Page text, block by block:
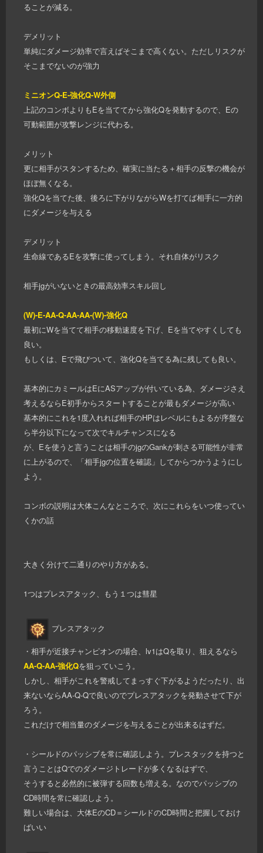
ることが減る。
デメリット
単純にダメージ効率で言えばそこまで高くない。ただしリスクが
そこまでないのが強力
ミニオンQ-E-強化Q-W外側
上記のコンボよりもEを当ててから強化Qを発動するので、Eの
可動範囲が攻撃レンジに代わる。
メリット
更に相手がスタンするため、確実に当たる＋相手の反撃の機会が
ほぼ無くなる。
強化Qを当てた後、後ろに下がりながらWを打てば相手に一方的
にダメージを与える
デメリット
生命線であるEを攻撃に使ってしまう。それ自体がリスク
相手jgがいないときの最高効率スキル回し
(W)-E-AA-Q-AA-AA-(W)-強化Q
最初にWを当てて相手の移動速度を下げ、Eを当てやすくしても
良い。
もしくは、Eで飛びついて、強化Qを当てる為に残しても良い。
基本的にカミールはEにASアップが付いている為、ダメージさえ
考えるならE初手からスタートすることが最もダメージが高い
基本的にこれを1度入れれば相手のHPはレベルにもよるが序盤な
ら半分以下になって次でキルチャンスになる
が、Eを使うと言うことは相手のjgのGankが刺さる可能性が非常
に上がるので、「相手jgの位置を確認」してからつかうようにし
よう。
コンボの説明は大体こんなところで、次にこれらをいつ使ってい
くかの話
大きく分けて二通りのやり方がある。
1つはプレスアタック、もう１つは彗星
プレスアタック
・相手が近接チャンピオンの場合、lv1はQを取り、狙えるなら
AA-Q-AA-強化Qを狙っていこう。
しかし、相手がこれを警戒してまっすぐ下がるようだったり、出
来ないならAA-Q-Qで良いのでプレスアタックを発動させて下が
ろう。
これだけで相当量のダメージを与えることが出来るはずだ。
・シールドのパッシブを常に確認しよう。プレスタックを持つと
言うことはQでのダメージトレードが多くなるはずで、
そうすると必然的に被弾する回数も増える。なのでパッシブの
CD時間を常に確認しよう。
難しい場合は、大体EのCD＝シールドのCD時間と把握しておけ
ばいい